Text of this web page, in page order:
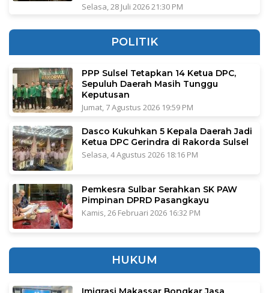
Selasa, 28 Juli 2026 21:30 PM
POLITIK
PPP Sulsel Tetapkan 14 Ketua DPC,
Sepuluh Daerah Masih Tunggu
Keputusan
Jumat, 7 Agustus 2026 19:59 PM
Dasco Kukuhkan 5 Kepala Daerah Jadi
Ketua DPC Gerindra di Rakorda Sulsel
Selasa, 4 Agustus 2026 18:16 PM
Pemkesra Sulbar Serahkan SK PAW
Pimpinan DPRD Pasangkayu
Kamis, 26 Februari 2026 16:32 PM
HUKUM